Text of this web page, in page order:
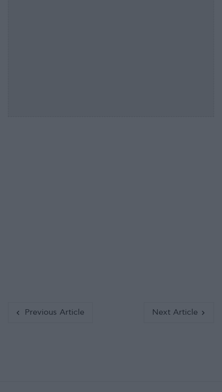
Previous Article Next Article